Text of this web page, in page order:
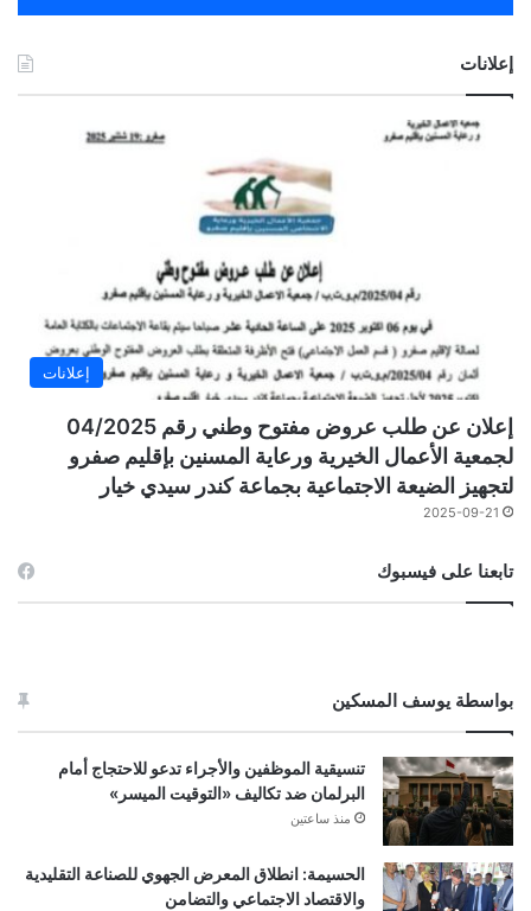
إعلانات
إعلانات
إعلان عن طلب عروض مفتوح وطني رقم 04/2025
لجمعية الأعمال الخيرية ورعاية المسنين بإقليم صفرو
لتجهيز الضيعة الاجتماعية بجماعة كندر سيدي خيار
2025-09-21
تابعنا على فيسبوك
بواسطة يوسف المسكين
تنسيقية الموظفين والأجراء تدعو للاحتجاج أمام
البرلمان ضد تكاليف «التوقيت الميسر»
منذ ساعتين
الحسيمة: انطلاق المعرض الجهوي للصناعة التقليدية
والاقتصاد الاجتماعي والتضامن